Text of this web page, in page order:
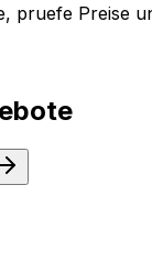
pruefe Preise